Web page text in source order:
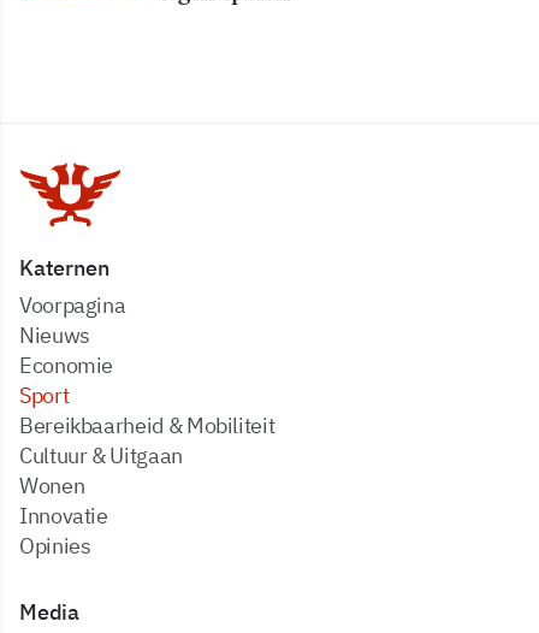
Katernen
Voorpagina
Nieuws
Economie
Sport
Bereikbaarheid & Mobiliteit
Cultuur & Uitgaan
Wonen
Innovatie
Opinies
Media